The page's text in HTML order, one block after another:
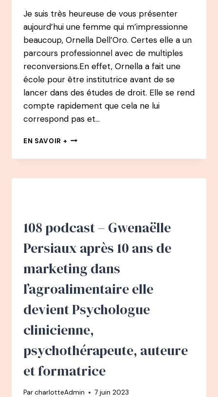
Je suis très heureuse de vous présenter
aujourd’hui une femme qui m’impressionne
beaucoup, Ornella Dell’Oro. Certes elle a un
parcours professionnel avec de multiples
reconversions.En effet, Ornella a fait une
école pour être institutrice avant de se
lancer dans des études de droit. Elle se rend
compte rapidement que cela ne lui
correspond pas et…
EN SAVOIR + 109
–
DELL’ORO
DRAME
58
ELLE
L’EXPERTE
L’IRIDOLOGIE
FRANCE
108 podcast – Gwenaëlle
Persiaux après 10 ans de
marketing dans
l’agroalimentaire elle
devient Psychologue
clinicienne,
psychothérapeute, auteure
et formatrice
ParcharlotteAdmin 7 juin 2023